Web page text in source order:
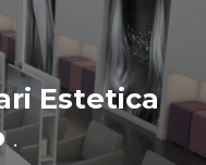
Estetica
.